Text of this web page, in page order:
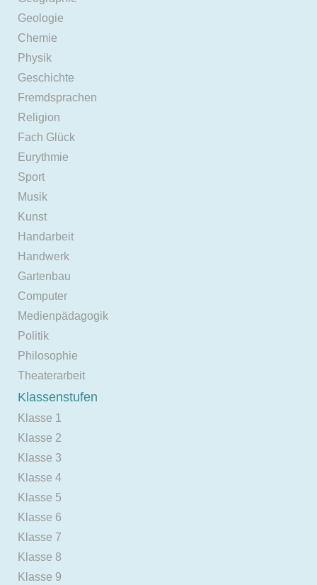
Geologie
Chemie
Physik
Geschichte
Fremdsprachen
Religion
Fach Glück
Eurythmie
Sport
Musik
Kunst
Handarbeit
Handwerk
Gartenbau
Computer
Medienpädagogik
Politik
Philosophie
Theaterarbeit
Klassenstufen
Klasse 1
Klasse 2
Klasse 3
Klasse 4
Klasse 5
Klasse 6
Klasse 7
Klasse 8
Klasse 9